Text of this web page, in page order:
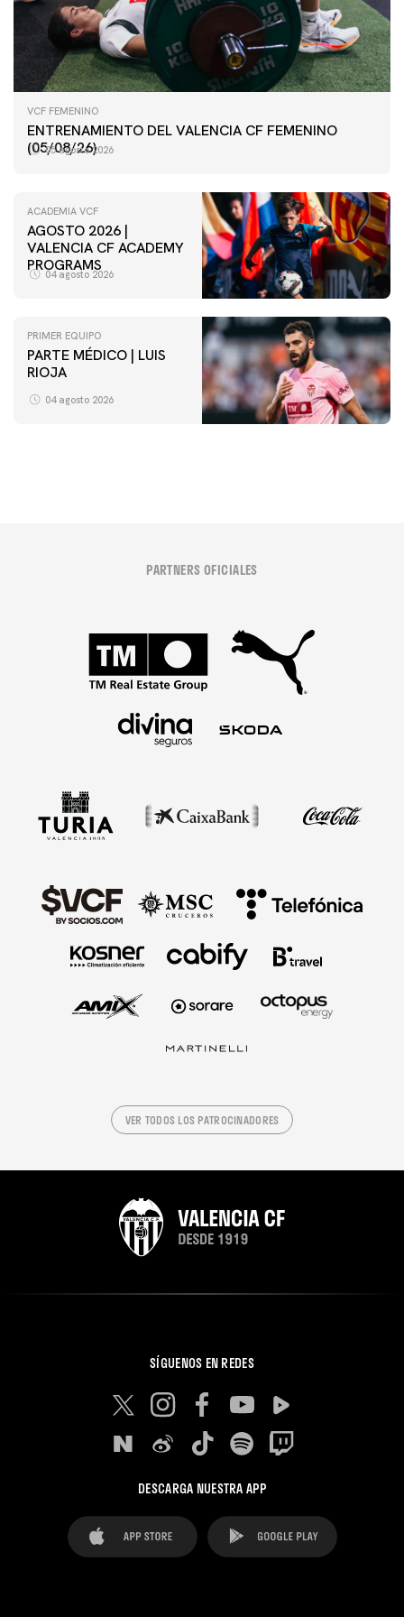
VCF FEMENINO
ENTRENAMIENTO DEL VALENCIA CF FEMENINO
(05/08/26)
05 agosto 2026
ACADEMIA VCF
AGOSTO 2026 |
VALENCIA CF ACADEMY
PROGRAMS
04 agosto 2026
PRIMER EQUIPO
PARTE MÉDICO | LUIS
RIOJA
04 agosto 2026
VCF FEMENINO
ENTRENAMIENTO DEL VALENCIA CF FEMENINO
(04/08/26)
PARTNERS OFICIALES
VER TODOS LOS PATROCINADORES
SÍGUENOS EN REDES
DESCARGA NUESTRA APP